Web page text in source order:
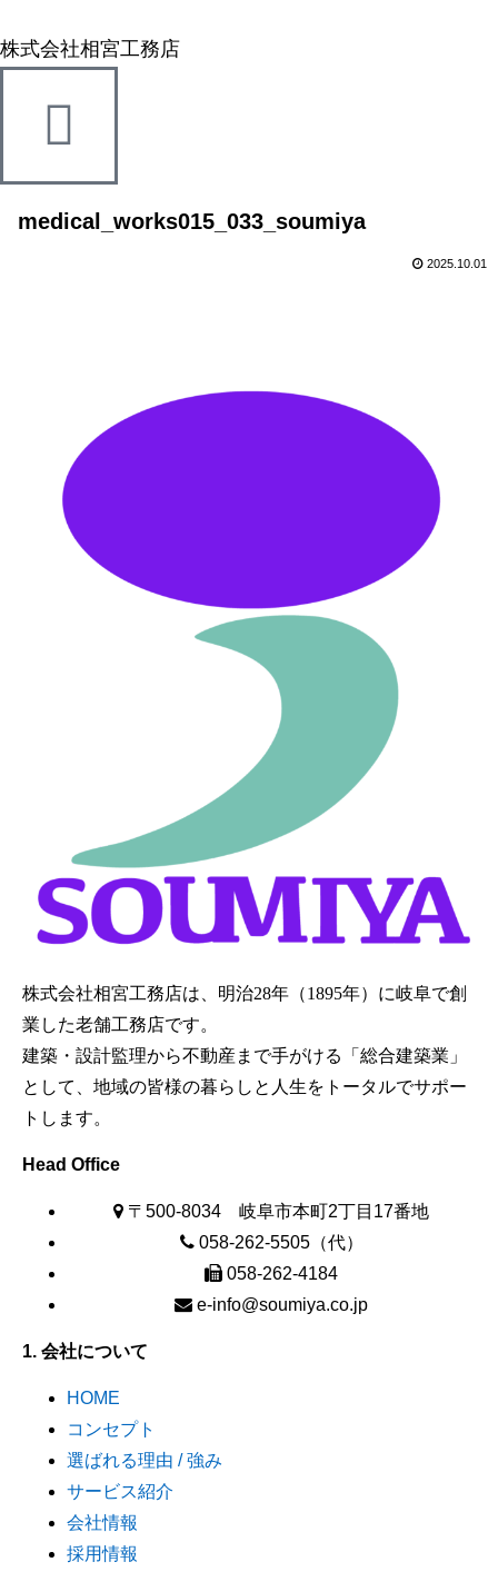
株式会社相宮工務店
medical_works015_033_soumiya
2025.10.01
株式会社相宮工務店は、 明治28年（1895年）に岐阜で創
業した老舗工務店です。
建築・設計監理から不動産まで手がける「総合建築業」
として、地域の皆様の暮らしと人生をトータルでサポー
トします。
Head Office
〒500-8034 岐阜市本町2丁目17番地
058-262-5505（代）
058-262-4184
e-info@soumiya.co.jp
1. 会社について
HOME
コンセプト
選ばれる理由 / 強み
サービス紹介
会社情報
採用情報